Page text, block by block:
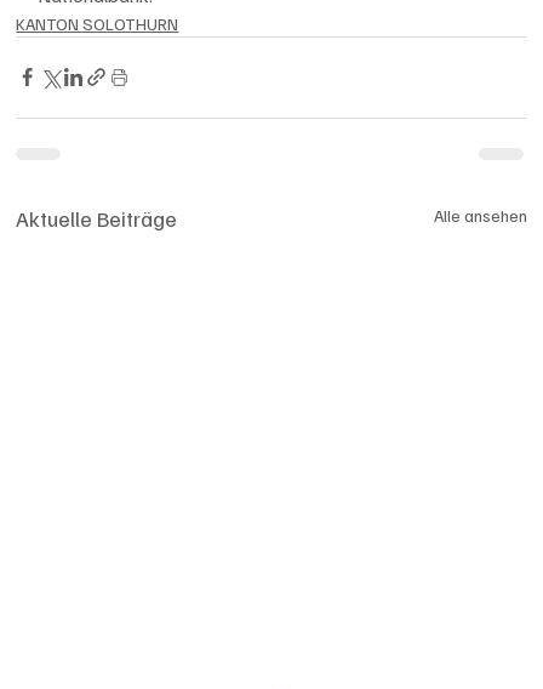
KANTON SOLOTHURN
Aktuelle Beiträge Alle ansehen